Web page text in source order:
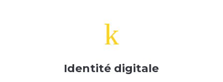
k
Identité digitale